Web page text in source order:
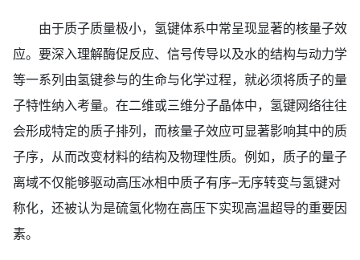
由于质子质量极小，氢键体系中常呈现显著的核量子效
应。要深入理解酶促反应、信号传导以及水的结构与动力学
等一系列由氢键参与的生命与化学过程，就必须将质子的量
子特性纳入考量。在二维或三维分子晶体中，氢键网络往往
会形成特定的质子排列，而核量子效应可显著影响其中的质
子序，从而改变材料的结构及物理性质。例如，质子的量子
离域不仅能够驱动高压冰相中质子有序–无序转变与氢键对
称化，还被认为是硫氢化物在高压下实现高温超导的重要因
素。